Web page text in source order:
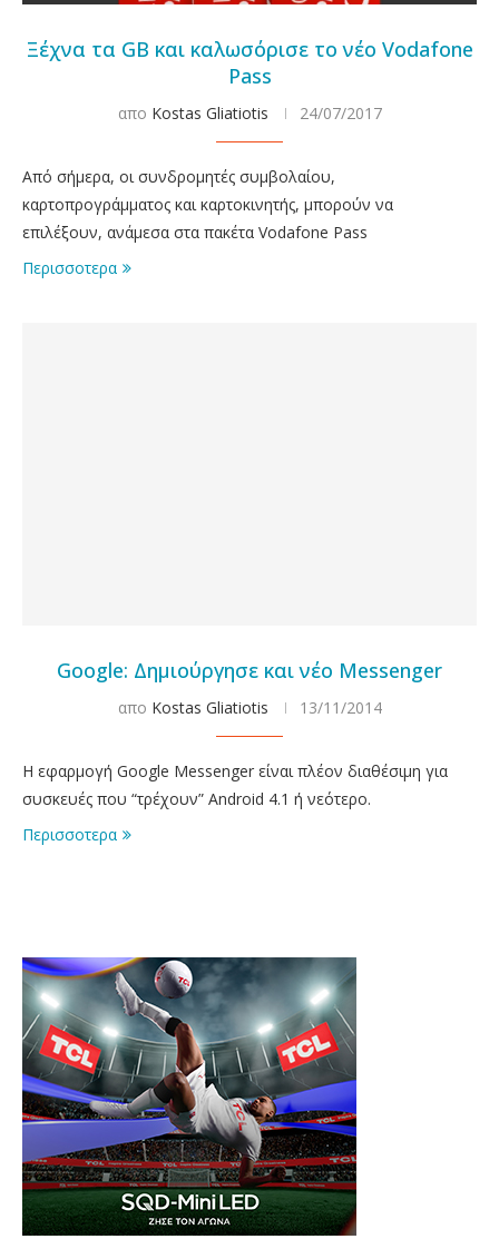
Ξέχνα τα GB και καλωσόρισε το νέο Vodafone
Pass
απο Kostas Gliatiotis 24/07/2017
Από σήμερα, οι συνδρομητές συμβολαίου,
καρτοπρογράμματος και καρτοκινητής, μπορούν να
επιλέξουν, ανάμεσα στα πακέτα Vodafone Pass
Περισσοτερα
Google: Δημιούργησε και νέο Messenger
απο Kostas Gliatiotis 13/11/2014
Η εφαρμογή Google Messenger είναι πλέον διαθέσιμη για
συσκευές που “τρέχουν” Android 4.1 ή νεότερο.
Περισσοτερα